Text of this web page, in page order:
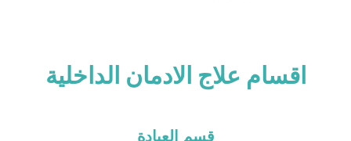
اقسام علاج الادمان الداخلية
قسم العيادة